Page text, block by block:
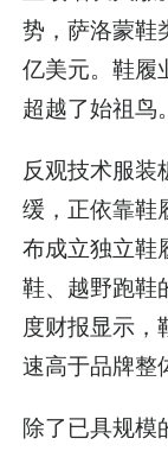
势，萨洛蒙鞋
亿美元。鞋履
超越了始祖鸟。
反观技术服装
缓，正依靠鞋
布成立独立鞋
鞋、越野跑鞋
度财报显示，
速高于品牌整
除了已具规模